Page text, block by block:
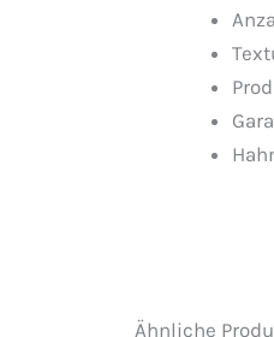
Ähnliche